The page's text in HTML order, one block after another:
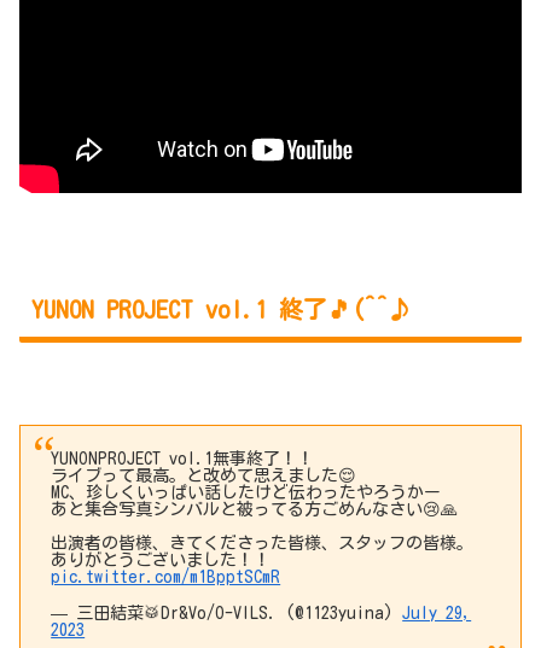
YUNON PROJECT vol.1 終了🎵(^^♪
YUNONPROJECT vol.1無事終了！！
ライブって最高。と改めて思えました😌
MC、珍しくいっぱい話したけど伝わったやろうかー
あと集合写真シンバルと被ってる方ごめんなさい😢🙏
出演者の皆様、きてくださった皆様、スタッフの皆様。
ありがとうございました！！
pic.twitter.com/m1BpptSCmR
— 三田結菜🥁Dr&Vo/O-VILS. (@1123yuina)July 29,
2023